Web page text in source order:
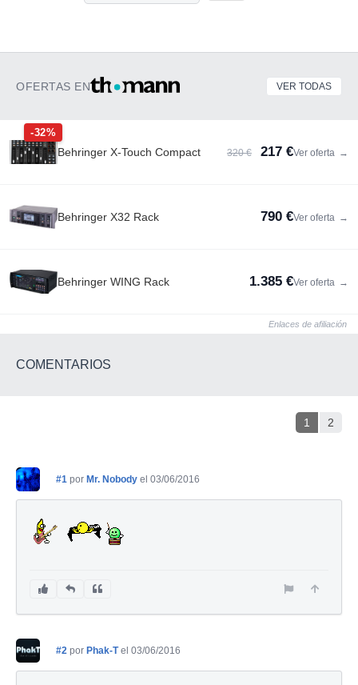
OFERTAS EN VER TODAS
-32%
Behringer X-Touch Compact 320 € 217 €Ver oferta →
Behringer X32 Rack 790 €Ver oferta →
Behringer WING Rack 1.385 €Ver oferta →
Enlaces de afiliación
COMENTARIOS
1 2
#1 por Mr. Nobody el 03/06/2016
#2 por Phak-T el 03/06/2016